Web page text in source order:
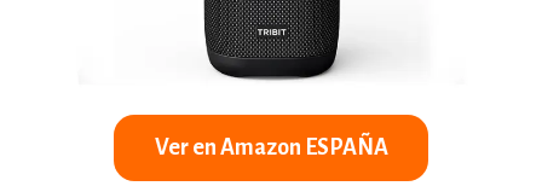
Ver en Amazon ESPAÑA